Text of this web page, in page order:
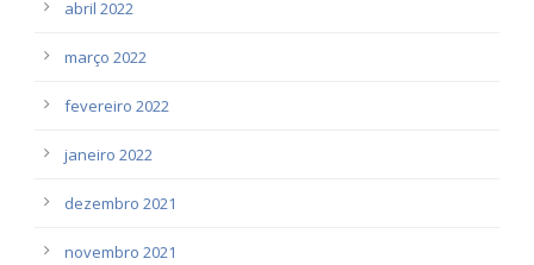
abril 2022
março 2022
fevereiro 2022
janeiro 2022
dezembro 2021
novembro 2021